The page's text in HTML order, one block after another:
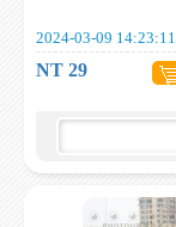
2024-03-09 14:23:11
NT 29